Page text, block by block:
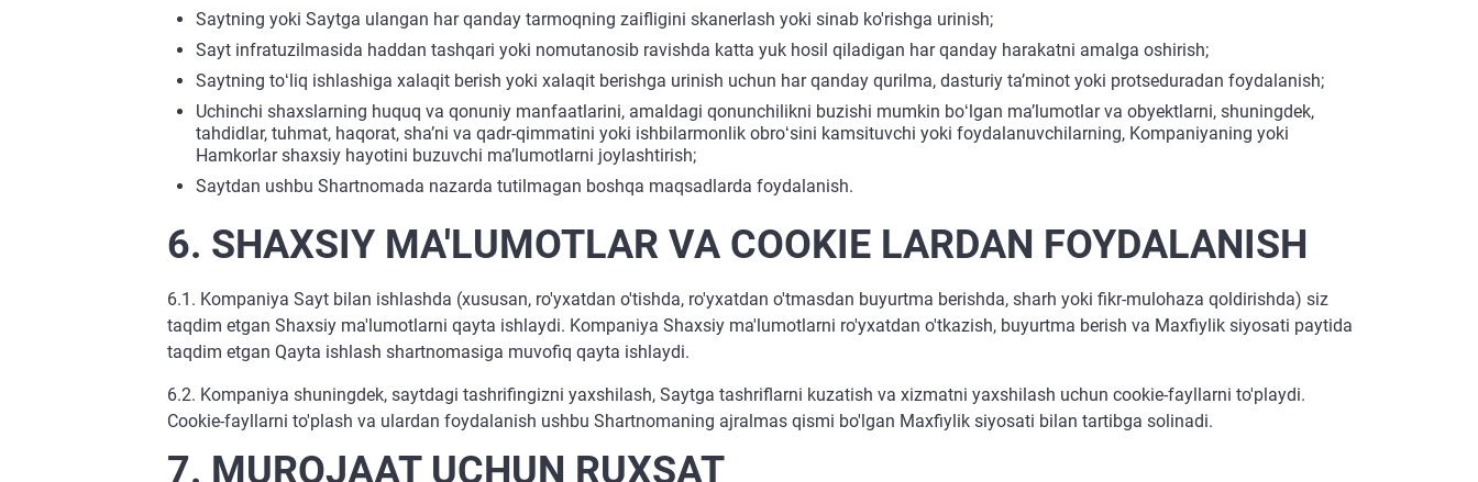
Saytning yoki Saytga ulangan har qanday tarmoqning zaifligini skanerlash yoki sinab ko'rishga urinish;
Sayt infratuzilmasida haddan tashqari yoki nomutanosib ravishda katta yuk hosil qiladigan har qanday harakatni amalga oshirish;
Saytning toʻliq ishlashiga xalaqit berish yoki xalaqit berishga urinish uchun har qanday qurilma, dasturiy taʼminot yoki protseduradan foydalanish;
Uchinchi shaxslarning huquq va qonuniy manfaatlarini, amaldagi qonunchilikni buzishi mumkin boʻlgan maʼlumotlar va obyektlarni, shuningdek,
tahdidlar, tuhmat, haqorat, shaʼni va qadr-qimmatini yoki ishbilarmonlik obroʻsini kamsituvchi yoki foydalanuvchilarning, Kompaniyaning yoki
Hamkorlar shaxsiy hayotini buzuvchi maʼlumotlarni joylashtirish;
Saytdan ushbu Shartnomada nazarda tutilmagan boshqa maqsadlarda foydalanish.
6. SHAXSIY MA'LUMOTLAR VA COOKIE LARDAN FOYDALANISH
6.1. Kompaniya Sayt bilan ishlashda (xususan, ro'yxatdan o'tishda, ro'yxatdan o'tmasdan buyurtma berishda, sharh yoki fikr-mulohaza qoldirishda) siz
taqdim etgan Shaxsiy ma'lumotlarni qayta ishlaydi. Kompaniya Shaxsiy ma'lumotlarni ro'yxatdan o'tkazish, buyurtma berish va Maxfiylik siyosati paytida
taqdim etgan Qayta ishlash shartnomasiga muvofiq qayta ishlaydi.
6.2. Kompaniya shuningdek, saytdagi tashrifingizni yaxshilash, Saytga tashriflarni kuzatish va xizmatni yaxshilash uchun cookie-fayllarni to'playdi.
Cookie-fayllarni to'plash va ulardan foydalanish ushbu Shartnomaning ajralmas qismi bo'lgan Maxfiylik siyosati bilan tartibga solinadi.
7. MUROJAAT UCHUN RUXSAT